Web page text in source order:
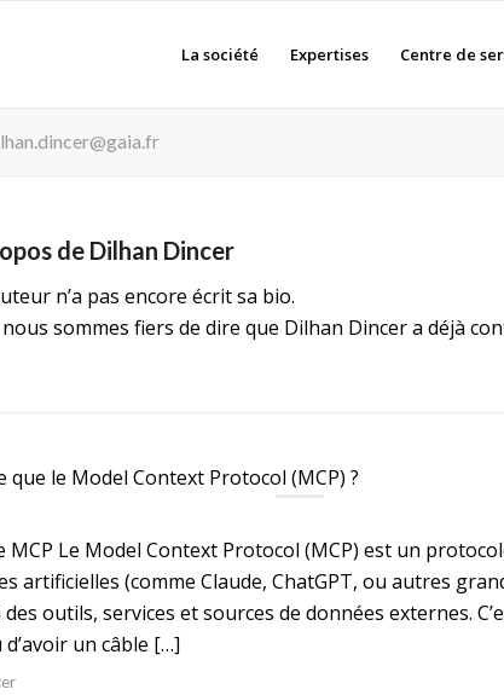
La société Expertises Centre de
de Dilhan Dincer
n’a pas encore écrit sa bio.
sommes fiers de dire que Dilhan Dincera déjà
que le Model Context Protocol (MCP) ?
Le Model Context Protocol (MCP) est un
artificielles (comme Claude, ChatGPT, ou autres
outils, services et sources de données externes.
un câble […]